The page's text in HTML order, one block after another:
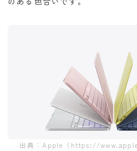
出典：Apple（https://